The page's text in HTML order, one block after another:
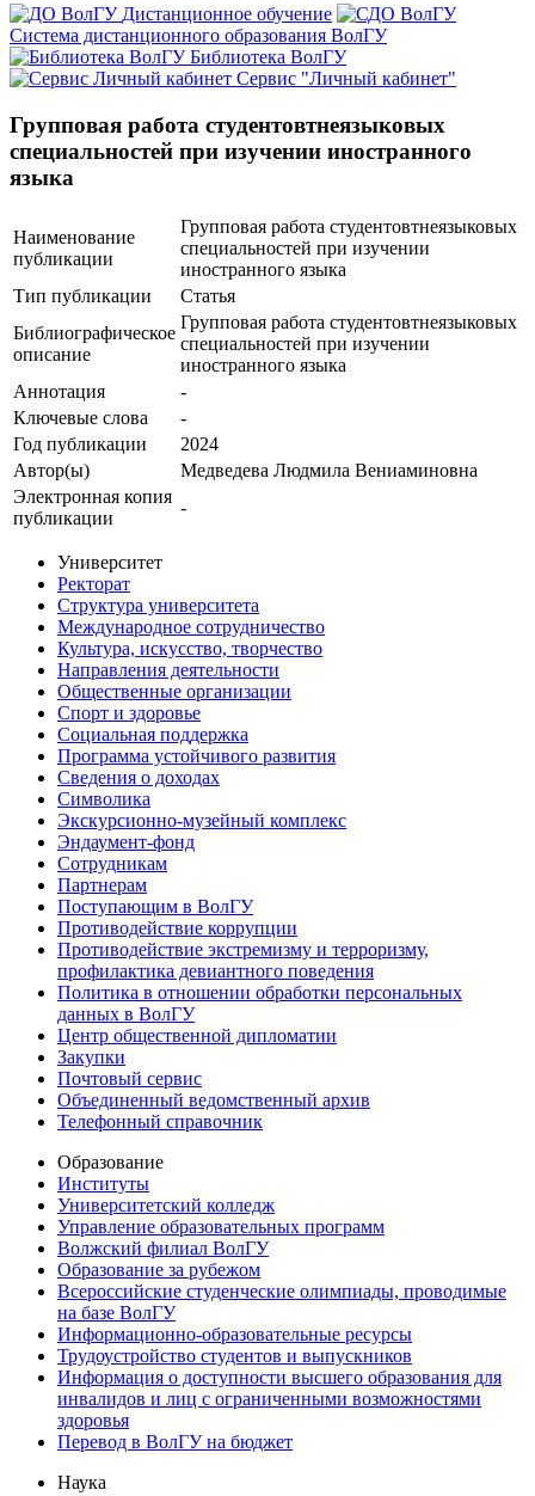
Дистанционное обучение
Система дистанционного образования ВолГУ
Библиотека ВолГУ
Сервис "Личный кабинет"
Групповая работа студентовтнеязыковых
специальностей при изучении иностранного
языка
Наименование
публикации
Групповая работа студентовтнеязыковых
специальностей при изучении
иностранного языка
Тип публикации
Статья
Библиографическое
описание
Групповая работа студентовтнеязыковых
специальностей при изучении
иностранного языка
Аннотация
-
Ключевые cлова
-
Год публикации
2024
Автор(ы)
Медведева Людмила Вениаминовна
Электронная копия
публикации
-
Университет
Ректорат
Структура университета
Международное сотрудничество
Культура, искусство, творчество
Направления деятельности
Общественные организации
Спорт и здоровье
Социальная поддержка
Программа устойчивого развития
Сведения о доходах
Символика
Экскурсионно-музейный комплекс
Эндаумент-фонд
Сотрудникам
Партнерам
Поступающим в ВолГУ
Противодействие коррупции
Противодействие экстремизму и терроризму,
профилактика девиантного поведения
Политика в отношении обработки персональных
данных в ВолГУ
Центр общественной дипломатии
Закупки
Почтовый сервис
Объединенный ведомственный архив
Телефонный справочник
Образование
Институты
Университетский колледж
Управление образовательных программ
Волжский филиал ВолГУ
Образование за рубежом
Всероссийские студенческие олимпиады, проводимые
на базе ВолГУ
Информационно-образовательные ресурсы
Трудоустройство студентов и выпускников
Информация о доступности высшего образования для
инвалидов и лиц с ограниченными возможностями
здоровья
Перевод в ВолГУ на бюджет
Наука